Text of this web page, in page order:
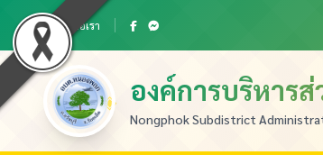
ติดต่อเรา
องค์การบริหาร
Nongphok Subdistrict